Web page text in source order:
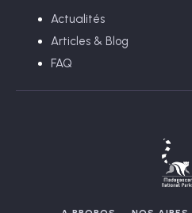
Actualités
Articles & Blog
FAQ